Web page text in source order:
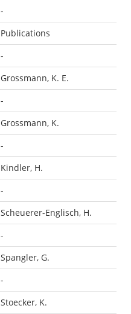
-
Publications
-
Grossmann, K. E.
-
Grossmann, K.
-
Kindler, H.
-
Scheuerer-Englisch, H.
-
Spangler, G.
-
Stoecker, K.